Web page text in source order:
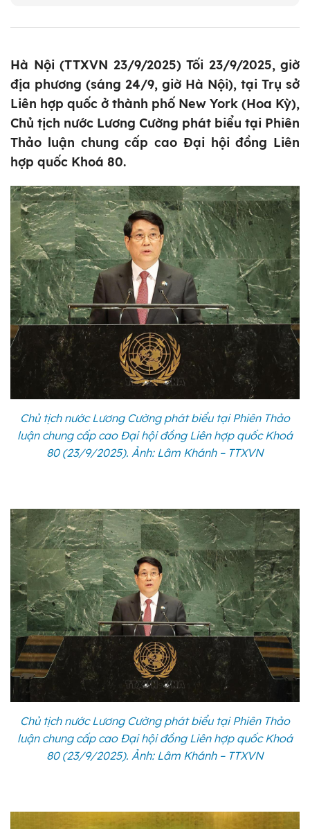
Hà Nội (TTXVN 23/9/2025) Tối 23/9/2025, giờ
địa phương (sáng 24/9, giờ Hà Nội), tại Trụ sở
Liên hợp quốc ở thành phố New York (Hoa Kỳ),
Chủ tịch nước Lương Cường phát biểu tại Phiên
Thảo luận chung cấp cao Đại hội đồng Liên
hợp quốc Khoá 80.
Chủ tịch nước Lương Cường phát biểu tại Phiên Thảo
luận chung cấp cao Đại hội đồng Liên hợp quốc Khoá
80 (23/9/2025). Ảnh: Lâm Khánh – TTXVN
Chủ tịch nước Lương Cường phát biểu tại Phiên Thảo
luận chung cấp cao Đại hội đồng Liên hợp quốc Khoá
80 (23/9/2025). Ảnh: Lâm Khánh – TTXVN